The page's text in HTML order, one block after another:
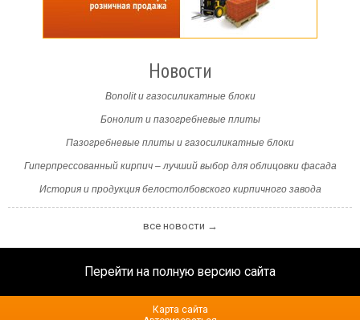
Новости
Bonolit и газосиликатные блоки
Бонолит и пазогребневые плиты
Пазогребневые плиты и газосиликатные блоки
Гиперпрессованный кирпич – лучший выбор для облицовки фасада
История и продукция белостолбовского кирпичного завода
все новости →
Перейти на полную версию сайта
Карта сайта